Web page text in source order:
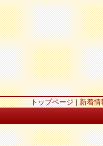
トップページ|新着情